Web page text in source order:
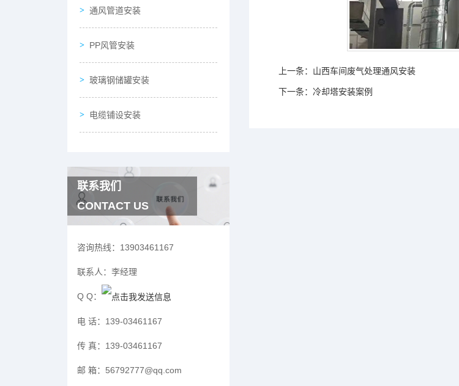
通风管道安装
PP风管安装
玻璃钢储罐安装
电缆铺设安装
联系我们
CONTACT US
咨询热线： 13903461167
联系人： 李经理
Q Q：
电 话： 139-03461167
传 真： 139-03461167
邮 箱： 56792777@qq.com
上一条： 山西车间废气处理通风安装
下一条： 冷却塔安装案例